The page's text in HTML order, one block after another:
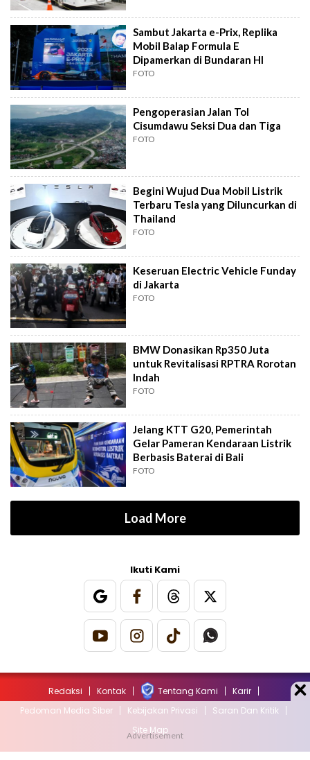
Sambut Jakarta e-Prix, Replika
Mobil Balap Formula E
Dipamerkan di Bundaran HI
FOTO
Pengoperasian Jalan Tol
Cisumdawu Seksi Dua dan Tiga
FOTO
Begini Wujud Dua Mobil Listrik
Terbaru Tesla yang Diluncurkan di
Thailand
FOTO
Keseruan Electric Vehicle Funday
di Jakarta
FOTO
BMW Donasikan Rp350 Juta
untuk Revitalisasi RPTRA Rorotan
Indah
FOTO
Jelang KTT G20, Pemerintah
Gelar Pameran Kendaraan Listrik
Berbasis Baterai di Bali
FOTO
Load More
Ikuti Kami
Redaksi Kontak Tentang Kami
Karir
Pedoman Media Siber
Kebijakan Privasi
Saran Dan Kritik
Site Map